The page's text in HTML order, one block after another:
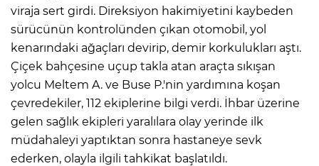
viraja sert girdi. Direksiyon hakimiyetini kaybeden
sürücünün kontrolünden çıkan otomobil, yol
kenarındaki ağaçları devirip, demir korkulukları aştı.
Çiçek bahçesine uçup takla atan araçta sıkışan
yolcu Meltem A. ve Buse P.'nin yardımına koşan
çevredekiler, 112 ekiplerine bilgi verdi. İhbar üzerine
gelen sağlık ekipleri yaralılara olay yerinde ilk
müdahaleyi yaptıktan sonra hastaneye sevk
ederken, olayla ilgili tahkikat başlatıldı.